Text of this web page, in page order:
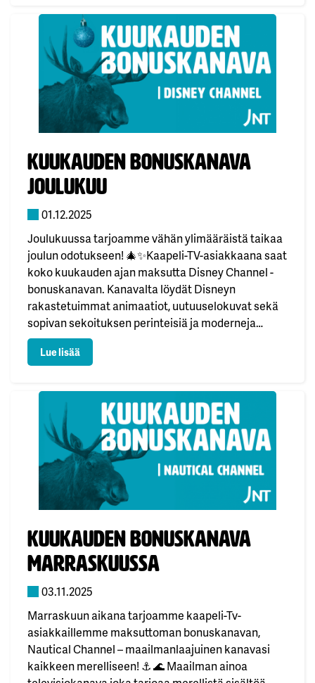
täysin maksutta: ✔️ Animal Planet HD –…
Kuukauden bonuskanava
joulukuu
Julkaistu:
01.12.2025
Joulukuussa tarjoamme vähän ylimääräistä taikaa
joulun odotukseen! 🎄✨Kaapeli-TV-asiakkaana saat
koko kuukauden ajan maksutta Disney Channel -
bonuskanavan. Kanavalta löydät Disneyn
rakastetuimmat animaatiot, uutuuselokuvat sekä
sopivan sekoituksen perinteisiä ja moderneja
sarjoja – täydellinen tapa viettää yhteisiä hetkiä
talven hämärässä. Disney Channel löytyy kaapeli-
ihanaa ja tunnelmallista joulukuuta! ❄️😊
Lue lisää: Kuukauden bonuskanava joulukuu
kuukauden bonuskanava
marraskuussa
Julkaistu:
03.11.2025
Marraskuun aikana tarjoamme kaapeli-Tv-
asiakkaillemme maksuttoman bonuskanavan,
Nautical Channel – maailmanlaajuinen kanavasi
kaikkeen merelliseen! ⚓ 🌊 Maailman ainoa